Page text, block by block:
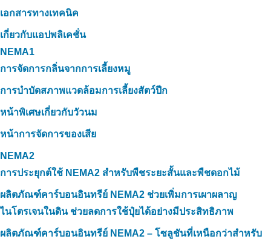
เอกสารทางเทคนิค
เกี่ยวกับแอปพลิเคชั่น
NEMA1
การจัดการกลิ่นจากการเลี้ยงหมู
การบำบัดสภาพแวดล้อมการเลี้ยงสัตว์ปีก
หน้าพิเศษเกี่ยวกับวัวนม
หน้าการจัดการของเสีย
NEMA2
การประยุกต์ใช้ NEMA2 สำหรับพืชระยะสั้นและพืชดอกไม้
ผลิตภัณฑ์คาร์บอนอินทรีย์ NEMA2 ช่วยเพิ่มการเผาผลาญ
ไนโตรเจนในดิน ช่วยลดการใช้ปุ๋ยได้อย่างมีประสิทธิภาพ
ผลิตภัณฑ์คาร์บอนอินทรีย์ NEMA2 – โซลูชันที่เหนือกว่าสำหรับ